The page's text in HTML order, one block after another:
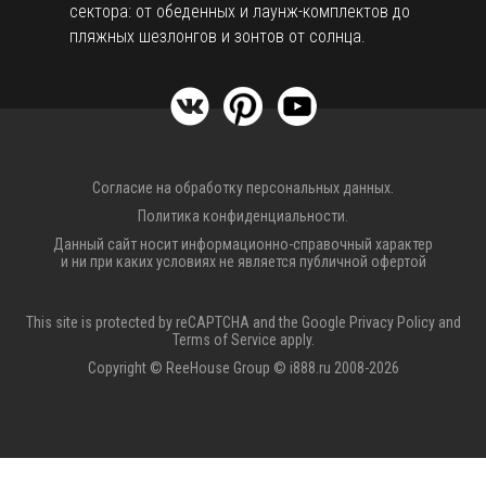
сектора: от обеденных и лаунж-комплектов до
пляжных шезлонгов и зонтов от солнца.
Согласие на обработку персональных данных.
Политика конфиденциальности.
Данный сайт носит информационно-справочный характер
и ни при каких условиях не является публичной офертой
This site is protected by reCAPTCHA and the Google Privacy Policyand
Terms of Service apply.
Copyright © ReeHouse Group © i888.ru 2008-2026